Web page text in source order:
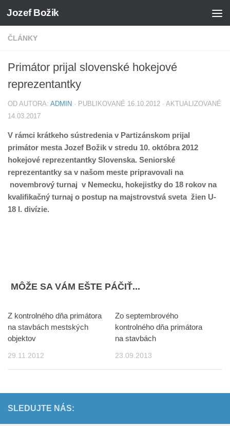
Preskočiť na obsah
Jozef Božik
ČLÁNKY
Primátor prijal slovenské hokejové
reprezentantky
OD AUTORA: ADMIN · PUBLIKOVANÉ 16.10.2012 · AKTUALIZOVANÉ
14.03.2017
V rámci krátkeho sústredenia v Partizánskom prijal
primátor mesta Jozef Božik v stredu 10. októbra 2012
hokejové reprezentantky Slovenska. Seniorské
reprezentantky sa v našom meste pripravovali na
novembrový turnaj v Nemecku, hokejistky do 18 rokov na
kvalifikačný turnaj o postup na majstrovstvá sveta žien U-
18 I. divízie.
MÔŽE SA VÁM EŠTE PÁČIŤ...
Z kontrolného dňa primátora
na stavbách mestských
objektov
29.11.2012
Zo septembrového
kontrolného dňa primátora
na stavbách
23.09.2013
SLEDUJTE NÁS: